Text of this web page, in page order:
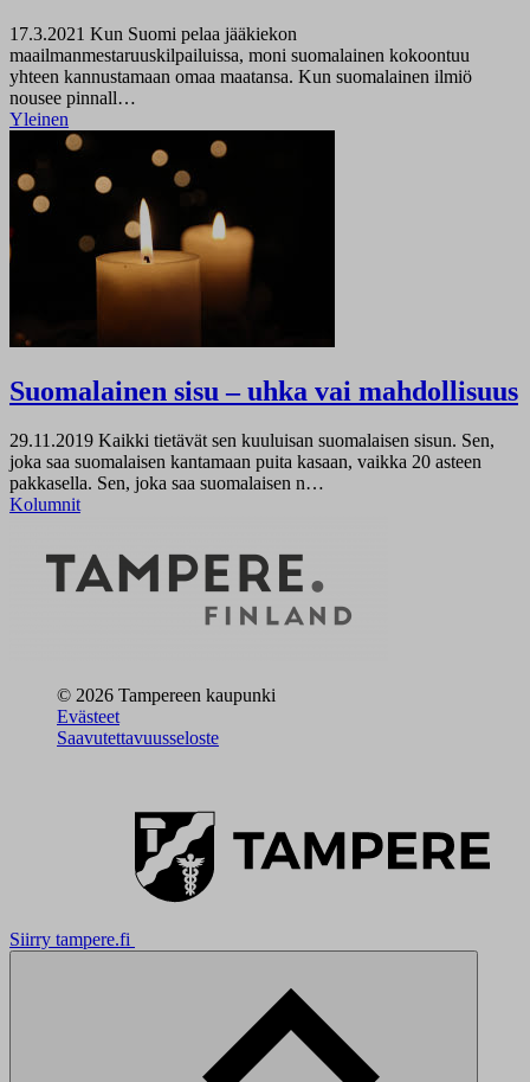
17.3.2021 Kun Suomi pelaa jääkiekon
maailmanmestaruuskilpailuissa, moni suomalainen kokoontuu
yhteen kannustamaan omaa maatansa. Kun suomalainen ilmiö
nousee pinnall…
Yleinen
Suomalainen sisu – uhka vai mahdollisuus
29.11.2019 Kaikki tietävät sen kuuluisan suomalaisen sisun. Sen,
joka saa suomalaisen kantamaan puita kasaan, vaikka 20 asteen
pakkasella. Sen, joka saa suomalaisen n…
Kolumnit
© 2026 Tampereen kaupunki
Evästeet
Saavutettavuusseloste
Siirry tampere.fi